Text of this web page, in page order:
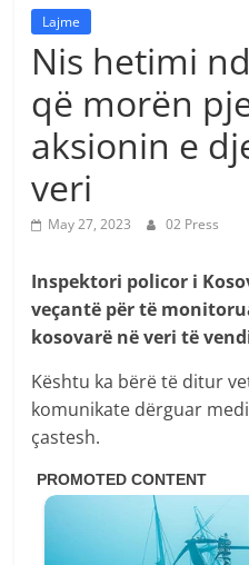
Lajme
Nis hetimi
që morën
aksionin e
veri
May 27, 2023 02 Press
Inspektori policor i
veçantë për të
kosovarë në veri të
Kështu ka bërë të ditur
komunikate dërguar
çastesh.